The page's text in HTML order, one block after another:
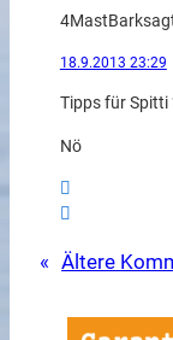
4MastBark
18.9.2013 23:29
Tipps für Spitti
Nö
« Ältere